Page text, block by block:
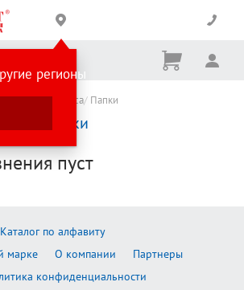
регионы
Корзина
Ничего
для офиса Папки
Папки
пуст
Каталог по алфавиту
марке
О компании
Партнеры
конфиденциальности